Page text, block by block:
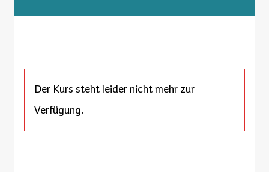
Der Kurs steht leider nicht mehr zur
Verfügung.